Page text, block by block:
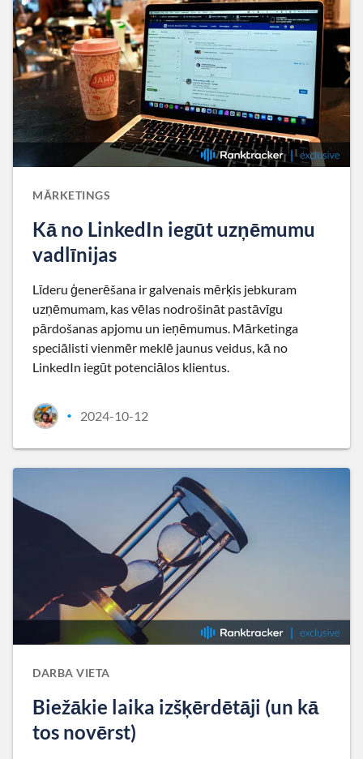
MĀRKETINGS
Kā no LinkedIn iegūt uzņēmumu
vadlīnijas
Līderu ģenerēšana ir galvenais mērķis jebkuram
uzņēmumam, kas vēlas nodrošināt pastāvīgu
pārdošanas apjomu un ieņēmumus. Mārketinga
speciālisti vienmēr meklē jaunus veidus, kā no
LinkedIn iegūt potenciālos klientus.
• 2024-10-12
DARBA VIETA
Biežākie laika izšķērdētāji (un kā
tos novērst)